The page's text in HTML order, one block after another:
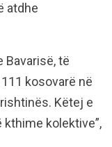
atdhe
të
kosovarë në
Këtej e
kolektive”,